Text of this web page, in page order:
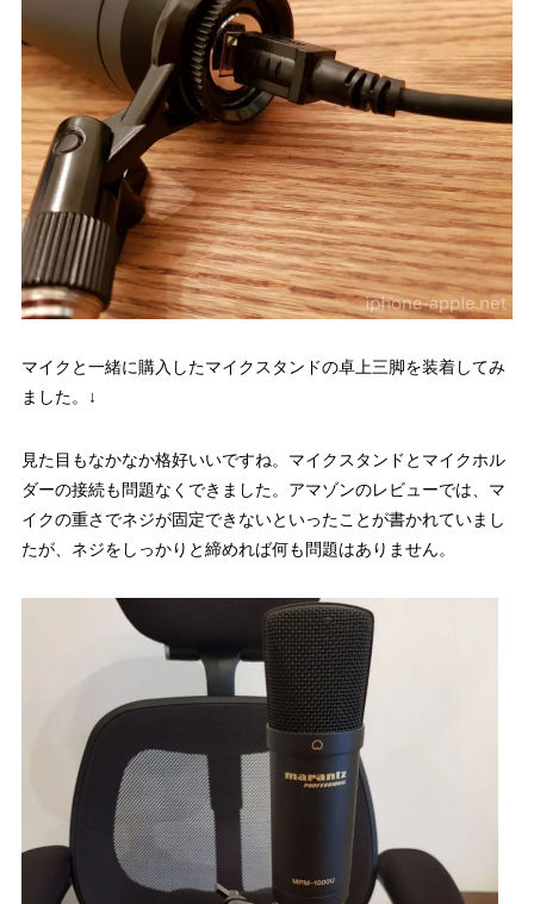
マイクと一緒に購入したマイクスタンドの卓上三脚を装着してみ
ました。↓
見た目もなかなか格好いいですね。マイクスタンドとマイクホル
ダーの接続も問題なくできました。アマゾンのレビューでは、マ
イクの重さでネジが固定できないといったことが書かれていまし
たが、ネジをしっかりと締めれば何も問題はありません。